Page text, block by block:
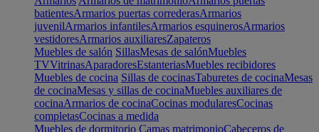
batientesArmarios puertas correderasArmarios
juvenilArmarios infantilesArmarios esquinerosArmarios
vestidoresArmarios auxiliaresZapateros
Muebles de salón SillasMesas de salónMuebles
TVVitrinasAparadoresEstanteriasMuebles recibidores
Muebles de cocina Sillas de cocinasTaburetes de cocinaMesas
de cocinaMesas y sillas de cocinaMuebles auxiliares de
cocinaArmarios de cocinaCocinas modularesCocinas
completasCocinas a medida
Muebles de dormitorio Camas matrimonioCabeceros de